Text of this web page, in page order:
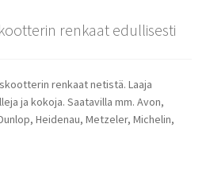
renkaat edullisesti
renkaat netistä. Laaja
ja kokoja. Saatavilla mm. Avon,
Heidenau, Metzeler, Michelin,